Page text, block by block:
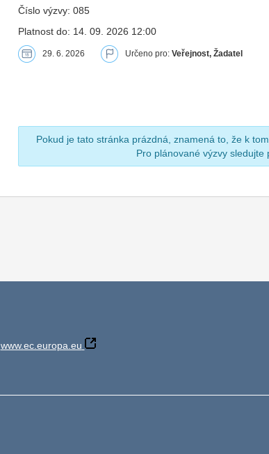
Číslo výzvy: 085
Platnost do: 14. 09. 2026 12:00
29. 6. 2026 Určeno pro:Veřejnost, Žadatel
Pokud je tato stránka prázdná, znamená to, že k
Pro plánované výzvy sledujte
www.ec.europa.eu